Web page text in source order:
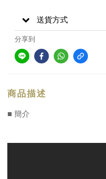
送貨方式
分享到
商品描述
■ 簡介